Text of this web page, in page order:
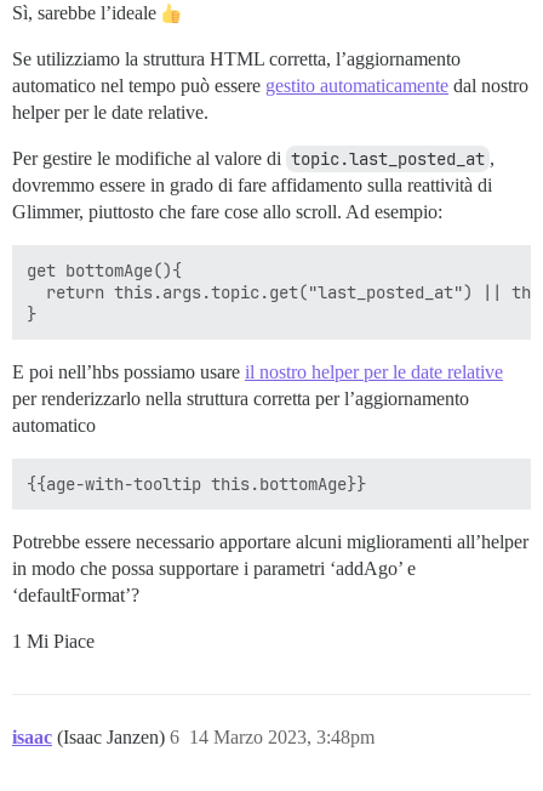
Sì, sarebbe l’ideale
Se utilizziamo la struttura HTML corretta, l’aggiornamento
automatico nel tempo può essere gestito automaticamente dal nostro
helper per le date relative.
Per gestire le modifiche al valore di topic.last_posted_at ,
dovremmo essere in grado di fare affidamento sulla reattività di
Glimmer, piuttosto che fare cose allo scroll. Ad esempio:
get bottomAge(){
return this.args.topic.get("last_posted_at") ||
E poi nell’hbs possiamo usare il nostro helper per le date relative
per renderizzarlo nella struttura corretta per l’aggiornamento
automatico
Potrebbe essere necessario apportare alcuni miglioramenti all’helper
in modo che possa supportare i parametri ‘addAgo’ e
‘defaultFormat’?
1 Mi Piace
isaac (Isaac Janzen) 14 Marzo 2023, 3:48pm
6